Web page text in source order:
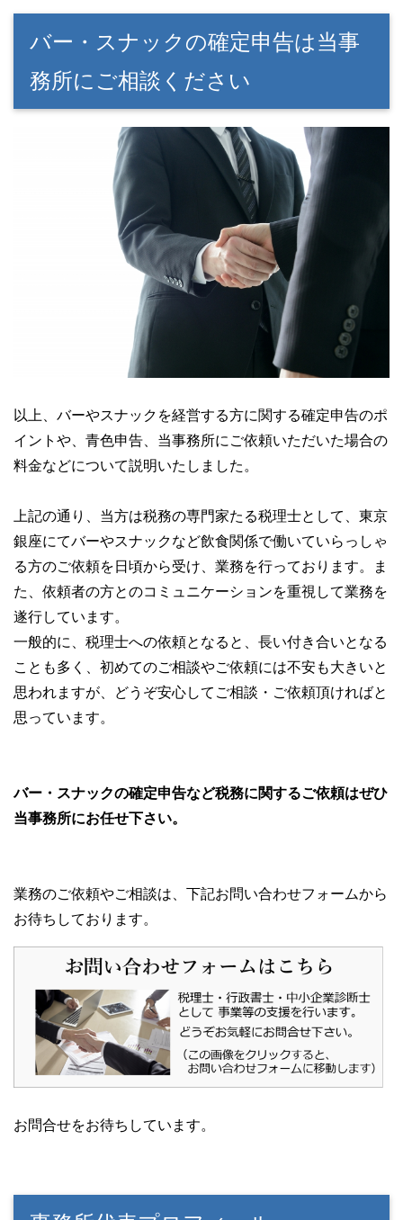
バー・スナックの確定申告は当事
務所にご相談ください
以上、バーやスナックを経営する方に関する確定申告のポ
イントや、青色申告、当事務所にご依頼いただいた場合の
料金などについて説明いたしました。
上記の通り、当方は税務の専門家たる税理士として、東京
銀座にてバーやスナックなど飲食関係で働いていらっしゃ
る方のご依頼を日頃から受け、業務を行っております。ま
た、依頼者の方とのコミュニケーションを重視して業務を
遂行しています。
一般的に、税理士への依頼となると、長い付き合いとなる
ことも多く、初めてのご相談やご依頼には不安も大きいと
思われますが、どうぞ安心してご相談・ご依頼頂ければと
思っています。
バー・スナックの確定申告など税務に関するご依頼はぜひ
当事務所にお任せ下さい。
業務のご依頼やご相談は、下記お問い合わせフォームから
お待ちしております。
お問合せをお待ちしています。